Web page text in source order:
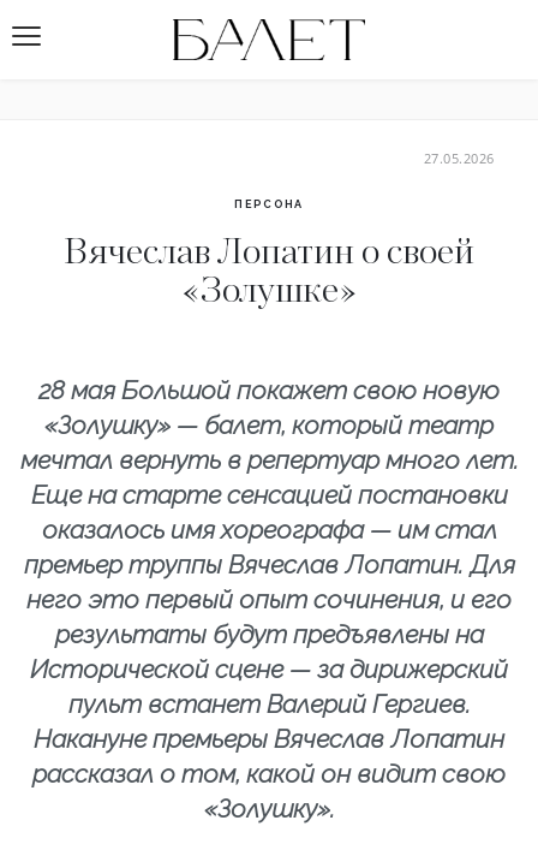
ПЕРСОНА
Вячеслав Лопатин о своей
«Золушке»
27.05.2026
28 мая Большой покажет свою новую
«Золушку» — балет, который театр
мечтал вернуть в репертуар много лет.
Еще на старте сенсацией постановки
оказалось имя хореографа — им стал
премьер труппы Вячеслав Лопатин. Для
него это первый опыт сочинения, и его
результаты будут предъявлены на
Исторической сцене — за дирижерский
пульт встанет Валерий Гергиев.
Накануне премьеры Вячеслав Лопатин
рассказал о том, какой он видит свою
«Золушку».